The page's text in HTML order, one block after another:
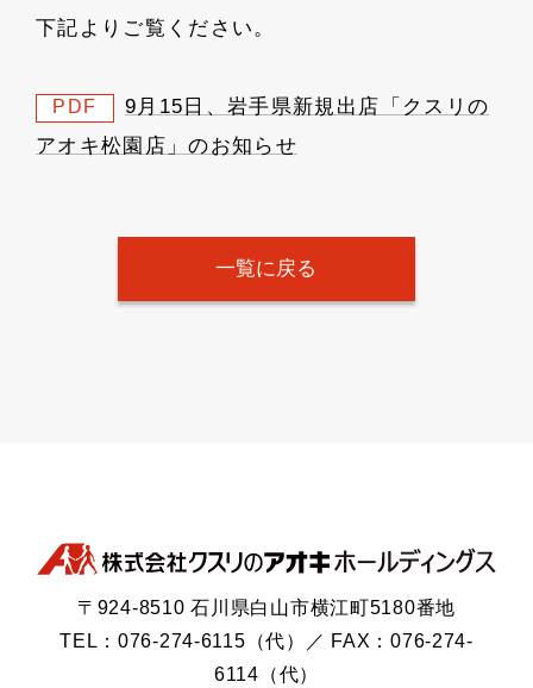
下記よりご覧ください。
PDF
9月15日、岩手県新規出店「クスリの
アオキ松園店」のお知らせ
一覧に戻る
〒924-8510 石川県白山市横江町5180番地
TEL：076-274-6115（代）／ FAX：076-274-
6114（代）